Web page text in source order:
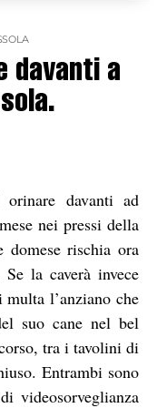
davanti a
orinare davanti ad
nei pressi della
domese rischia ora
la caverà invece
l’anziano che
suo cane nel bel
tra i tavolini di
Entrambi sono
videosorveglianza